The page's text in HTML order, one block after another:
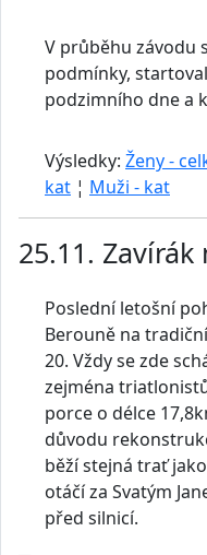
V průběhu závodu
podmínky,
podzimního dne a
Výsledky: Ženy -
kat ¦ Muži - kat
25.11.
Poslední letošní
Berouně na
20. Vždy se zde
zejména
porce o délce
důvodu
běží stejná trať
otáčí za Svatým
před silnicí.